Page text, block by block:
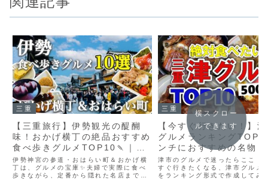
三重
【三重旅行】伊勢観光の醍醐
味！おかげ横丁の絶品おすすめ
食べ歩きグルメTOP10🍡｜観
光費用まとめ💰
伊勢神宮の参道・おはらい町＆おかげ横
丁は、グルメの宝庫✨夫婦で実際に食べ
歩きながら、定番から隠れた名店までを
三重
【今すぐ行きたい！】
グルメランキング
ンチにおすすめの名物
人気・地元・安い・コ
場・有名など【5000円
津市のグルメで迷ったらここ！
すぐ行きたくなる、津市グルメ
をランキング形式で作成してみ
横スクロー
ルできます